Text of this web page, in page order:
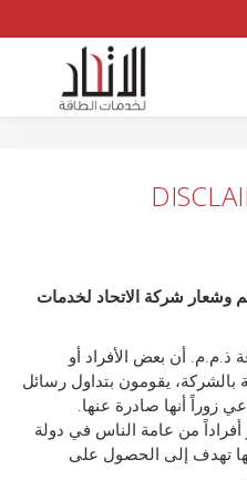
وشعار شركة الاتحاد لخدمات
ذ.م.م. أن بعض الأفراد أو
يقومون بتداول رسائل
زوراً أنها صادرة عنها.
من عامة الناس في دولة
تهدف إلى الحصول على